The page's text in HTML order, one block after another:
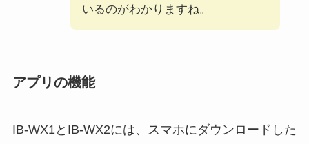
いるのがわかりますね。
アプリの機能
IB-WX1とIB-WX2には、スマホにダウンロードした